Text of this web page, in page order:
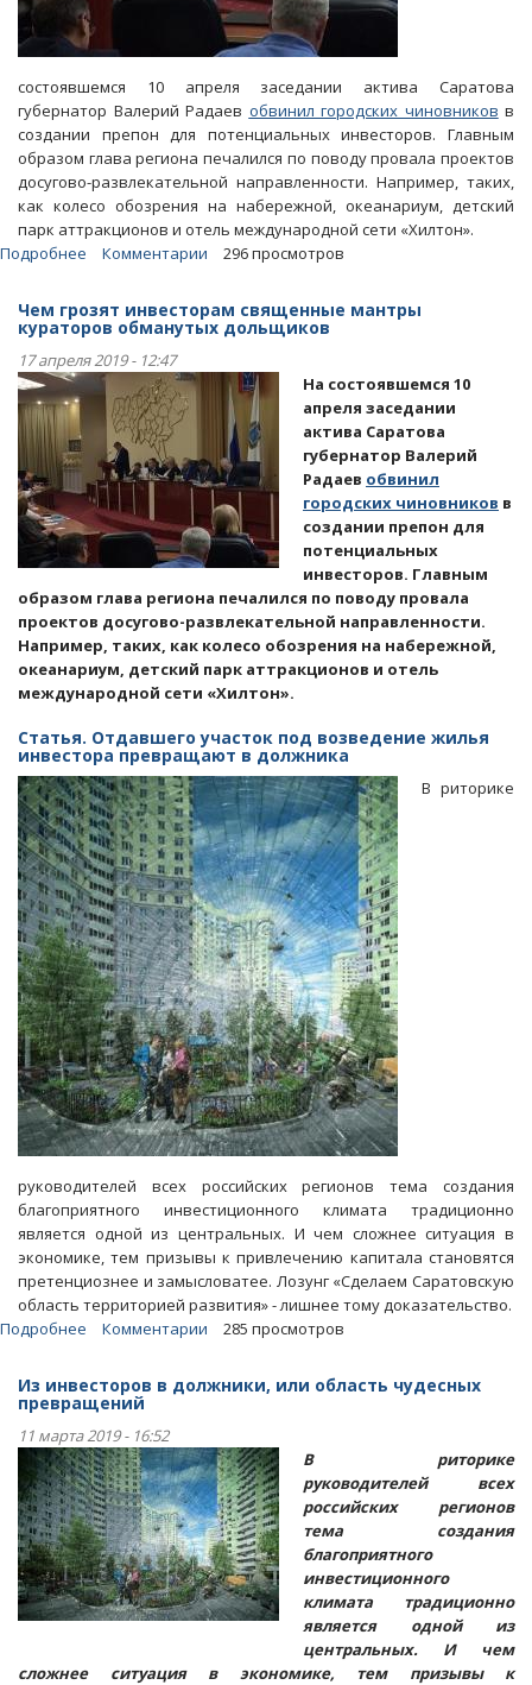
состоявшемся 10 апреля заседании актива Саратова
губернатор Валерий Радаев обвинил городских чиновников в
создании препон для потенциальных инвесторов. Главным
образом глава региона печалился по поводу провала проектов
досугово-развлекательной направленности. Например, таких,
как колесо обозрения на набережной, океанариум, детский
парк аттракционов и отель международной сети «Хилтон».
Подробнее
в
ради
пиара
дольщиках
поступают
с
инвесторами
Комментарии 296 просмотров
Чем грозят инвесторам священные мантры
кураторов обманутых дольщиков
17 апреля 2019 - 12:47
На состоявшемся 10
апреля заседании
актива Саратова
губернатор Валерий
Радаев обвинил
городских чиновников в
создании препон для
потенциальных
инвесторов. Главным
образом глава региона печалился по поводу провала
проектов досугово-развлекательной направленности.
Например, таких, как колесо обозрения на набережной,
океанариум, детский парк аттракционов и отель
международной сети «Хилтон».
Статья. Отдавшего участок под возведение жилья
инвестора превращают в должника
В риторике
руководителей всех российских регионов тема создания
благоприятного инвестиционного климата традиционно
является одной из центральных. И чем сложнее ситуация в
экономике, тем призывы к привлечению капитала становятся
претенциознее и замысловатее. Лозунг «Сделаем Саратовскую
область территорией развития» - лишнее тому доказательство.
Подробнее
участок
возведение
жилья
инвестора
превращают
в
должника
Комментарии 285 просмотров
Из инвесторов в должники, или область чудесных
превращений
11 марта 2019 - 16:52
В риторике
руководителей всех
российских регионов
тема создания
благоприятного
инвестиционного
климата традиционно
является одной из
центральных. И чем
сложнее ситуация в экономике, тем призывы к